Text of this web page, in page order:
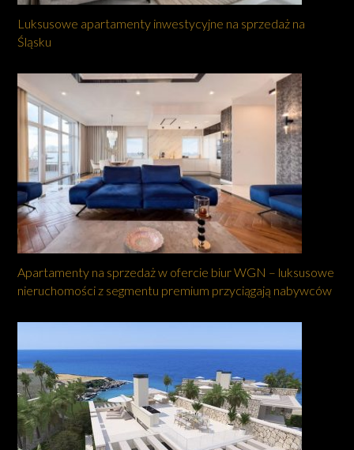
Luksusowe apartamenty inwestycyjne na sprzedaż na
Śląsku
Apartamenty na sprzedaż w ofercie biur WGN – luksusowe
nieruchomości z segmentu premium przyciągają nabywców